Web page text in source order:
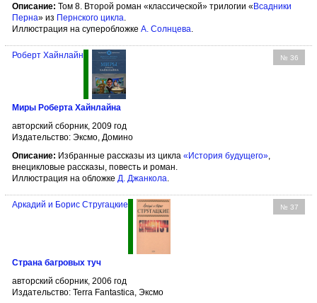
Описание: Том 8. Второй роман «классической» трилогии « Всадники
Перна» из Пернского цикла.
Иллюстрация на суперобложке А. Солнцева.
№ 36
Роберт Хайнлайн
Миры Роберта Хайнлайна
авторский сборник, 2009 год
Издательство: Эксмо, Домино
Описание: Избранные рассказы из цикла «История будущего»,
внецикловые рассказы, повесть и роман.
Иллюстрация на обложке Д. Джанкола.
№ 37
Аркадий и Борис Стругацкие
Страна багровых туч
авторский сборник, 2006 год
Издательство: Terra Fantastica, Эксмо